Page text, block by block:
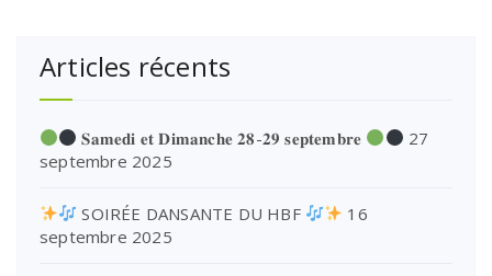
Articles récents
𝐒𝐚𝐦𝐞𝐝𝐢 𝐞𝐭 𝐃𝐢𝐦𝐚𝐧𝐜𝐡𝐞 𝟐𝟖-𝟐𝟗 𝐬𝐞𝐩𝐭𝐞𝐦𝐛𝐫𝐞
27
septembre 2025
SOIRÉE DANSANTE DU HBF
16
septembre 2025